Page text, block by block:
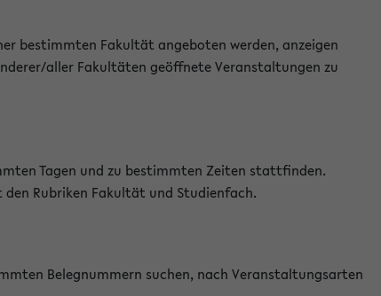
bestimmten Fakultät angeboten werden, anzeigen
aller Fakultäten geöffnete Veranstaltungen zu
Tagen und zu bestimmten Zeiten stattfinden.
den Rubriken Fakultät und Studienfach.
Belegnummern suchen, nach Veranstaltungsarten